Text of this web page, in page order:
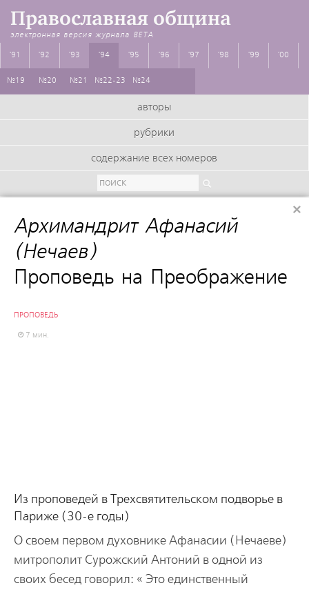
Православная община
электронная версия журнала BETA
'91 '92 '93 '94
№19 №20 №21 №22-23 №24
'95 '96 '97 '98 '99 '00
авторы
рубрики
содержание всех номеров
Архимандрит Афанасий
(Нечаев):
Проповедь на Преображение
ПРОПОВЕДЬ
7 мин.
Из проповедей в Трехсвятительском подворье в
Париже (30-е годы)
О своем первом духовнике Афанасии (Нечаеве)
митрополит Сурожский Антоний в одной из
своих бесед говорил: « Это единственный
×